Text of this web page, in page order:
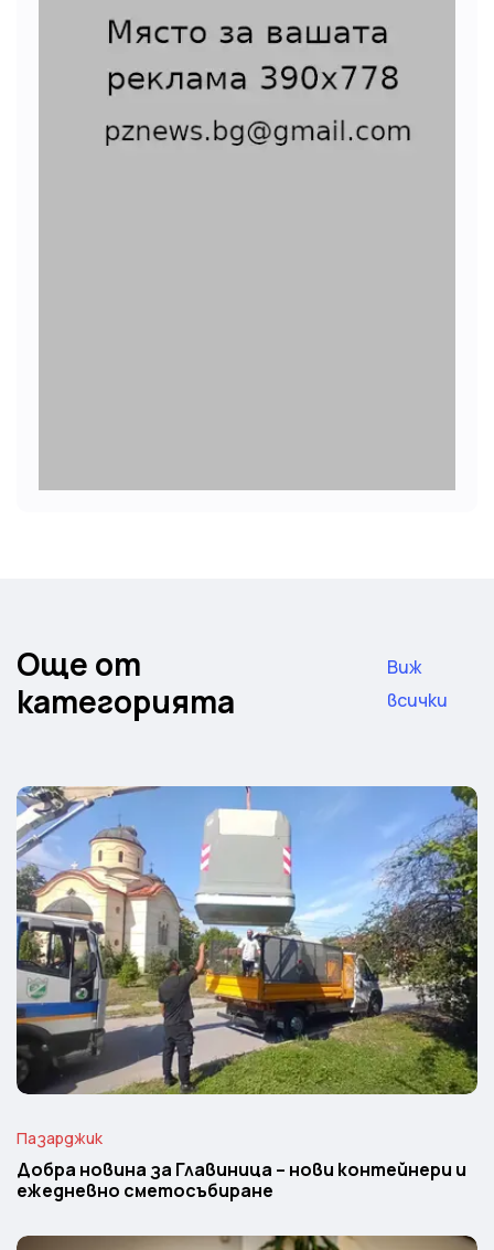
Още от
категорията
Виж
всички
Пазарджик
Добра новина за Главиница – нови контейнери и
ежедневно сметосъбиране